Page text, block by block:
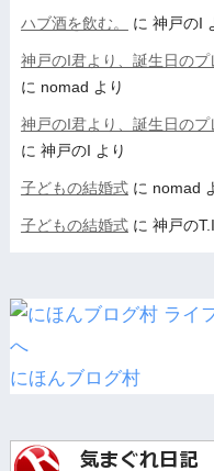
ハブ酒を飲む。 に 神戸のI
神戸のI君より、誕生日のプ
に nomad より
神戸のI君より、誕生日のプ
に 神戸のI より
子どもの結婚式に nomad
子どもの結婚式に 神戸のT.I
にほんブログ村